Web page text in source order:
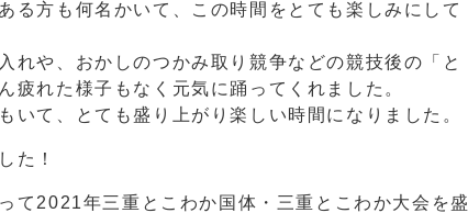
方も何名かいて、この時間をとても楽しみにして
や、おかしのつかみ取り競争などの競技後の「と
疲れた様子もなく元気に踊ってくれました。
て、とても盛り上がり楽しい時間になりました。
た！
て2021年三重とこわか国体・三重とこわか大会を盛